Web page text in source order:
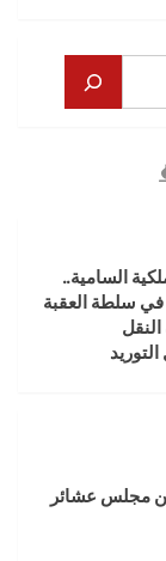
السامية..
سلطة العقبة
مجلس عشائر